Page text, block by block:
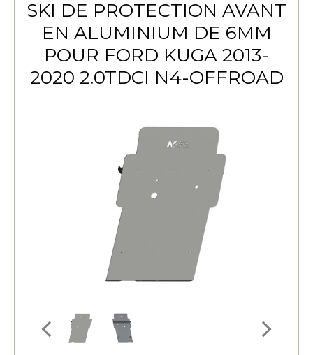
SKI DE PROTECTION AVANT
EN ALUMINIUM DE 6MM
POUR FORD KUGA 2013-
2020 2.0TDCI N4-OFFROAD